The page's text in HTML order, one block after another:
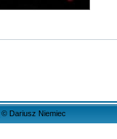
© Dariusz Niemiec